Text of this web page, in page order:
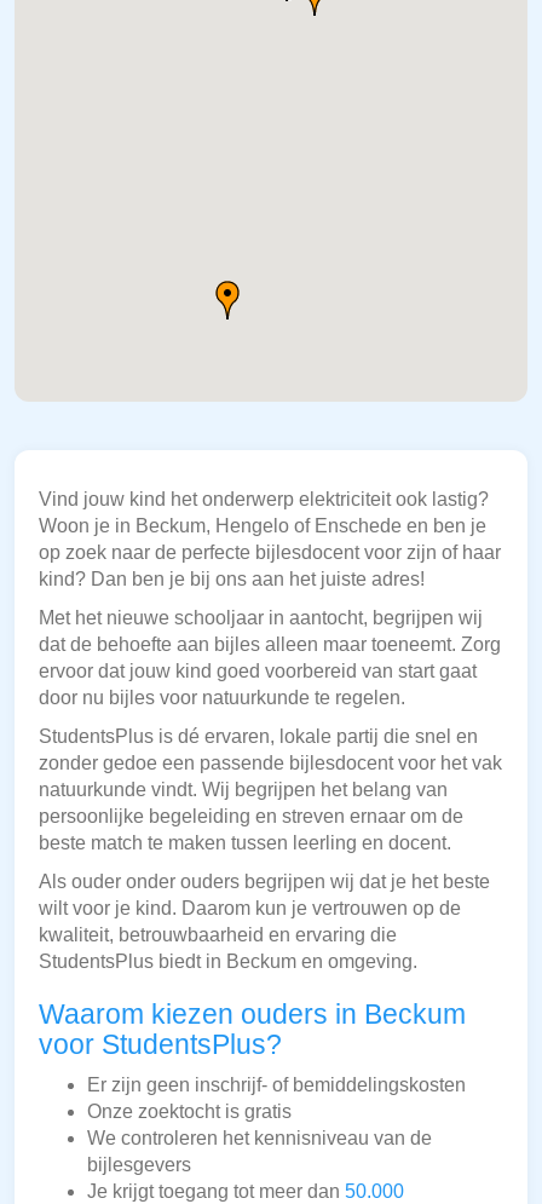
Vind jouw kind het onderwerp elektriciteit ook lastig?
Woon je in Beckum, Hengelo of Enschede en ben je
op zoek naar de perfecte bijlesdocent voor zijn of haar
kind? Dan ben je bij ons aan het juiste adres!
Met het nieuwe schooljaar in aantocht, begrijpen wij
dat de behoefte aan bijles alleen maar toeneemt. Zorg
ervoor dat jouw kind goed voorbereid van start gaat
door nu bijles voor natuurkunde te regelen.
StudentsPlus is dé ervaren, lokale partij die snel en
zonder gedoe een passende bijlesdocent voor het vak
natuurkunde vindt. Wij begrijpen het belang van
persoonlijke begeleiding en streven ernaar om de
beste match te maken tussen leerling en docent.
Als ouder onder ouders begrijpen wij dat je het beste
wilt voor je kind. Daarom kun je vertrouwen op de
kwaliteit, betrouwbaarheid en ervaring die
StudentsPlus biedt in Beckum en omgeving.
Waarom kiezen ouders in Beckum
voor StudentsPlus?
Er zijn geen inschrijf- of bemiddelingskosten
Onze zoektocht is gratis
We controleren het kennisniveau van de
bijlesgevers
Je krijgt toegang tot meer dan 50.000